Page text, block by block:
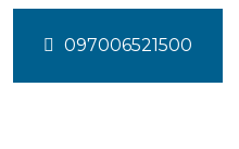
097006521500